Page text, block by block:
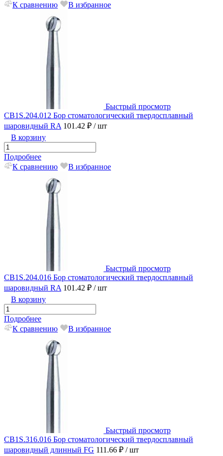
К сравнению
В избранное
Быстрый просмотр
CB1S.204.012 Бор стоматологический твердосплавный
шаровидный RA 101.42 ₽ / шт
В корзину
Подробнее
К сравнению
В избранное
Быстрый просмотр
CB1S.204.016 Бор стоматологический твердосплавный
шаровидный RA 101.42 ₽ / шт
В корзину
Подробнее
К сравнению
В избранное
Быстрый просмотр
CB1S.316.016 Бор стоматологический твердосплавный
шаровидный длинный FG 111.66 ₽ / шт